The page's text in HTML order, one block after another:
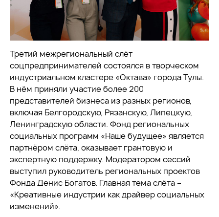
Третий межрегиональный слёт
соцпредпринимателей состоялся в творческом
индустриальном кластере «Октава» города Тулы.
В нём приняли участие более 200
представителей бизнеса из разных регионов,
включая Белгородскую, Рязанскую, Липецкую,
Ленинградскую области. Фонд региональных
социальных программ «Наше будущее» является
партнёром слёта, оказывает грантовую и
экспертную поддержку. Модератором сессий
выступил руководитель региональных проектов
Фонда Денис Богатов. Главная тема слёта –
«Креативные индустрии как драйвер социальных
изменений».